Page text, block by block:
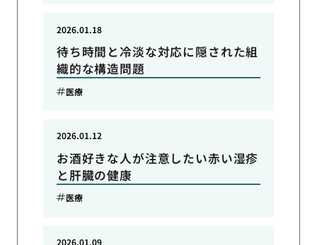
待ち時間と冷淡な対応に隠された組
織的な構造問題
2026.01.18
医療
お酒好きな人が注意したい赤い湿疹
と肝臓の健康
2026.01.12
医療
2026.01.09